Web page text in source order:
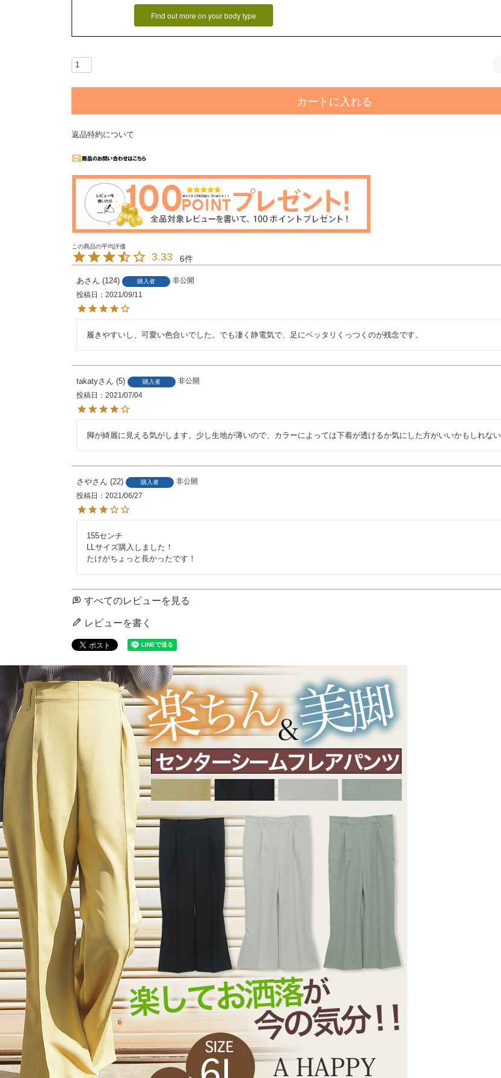
Find out more on your body type
カートに入れる
返品特約について
3.33 6
あ 124 購入者
非公開
投稿日
2021/09/11
履きやすいし、可愛い色合いでした。でも凄く静電気で、足にベッタリくっつくのが残念です。
takaty 5 購入者
非公開
投稿日
2021/07/04
脚が綺麗に見える気がします。少し生地が薄いので、カラーによっては下着が透けるか気にした方がいいかもしれな
さや 22 購入者
非公開
投稿日
2021/06/27
155センチ
LLサイズ購入しました！
たけがちょっと長かったです！
すべてのレビューを見る
レビューを書く